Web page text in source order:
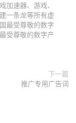
加速器、游戏、
一条龙等所有虚
最受尊敬的数字
受尊敬的数字产
下一篇
推广专用广告词